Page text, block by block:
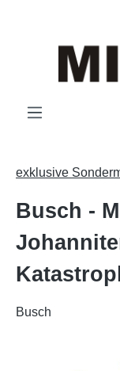
exklusive
Busch -
Busch
Bildergalerie